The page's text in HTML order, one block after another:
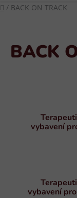
Domů
/ BACK ON TRACK
BACK
vybavení
vybavení